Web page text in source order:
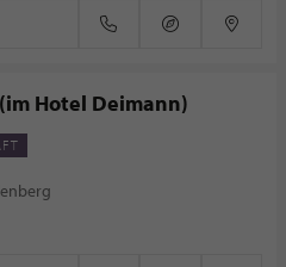
Hotel Deimann)